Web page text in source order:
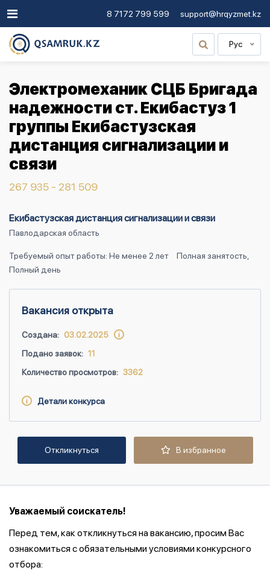
8 7172 799 599 support@hrqyzmet.kz
Рус
Электромеханик СЦБ Бригада
надежности ст. Екибастуз 1
группы Екибастузская
дистанция сигнализации и
связи
267 935 - 281 509
Екибастузская дистанция сигнализации и связи
Павлодарская область
Требуемый опыт работы: Не менее 2 лет
Полная занятость,
Полный день
Вакансия открыта
Создана: 03.02.2025
Подано заявок: 11
Количество просмотров: 3362
Детали конкурса
Откликнуться В избранное
Уважаемый соискатель!
Перед тем, как откликнуться на вакансию, просим Вас
ознакомиться с обязательными условиями конкурсного
отбора: